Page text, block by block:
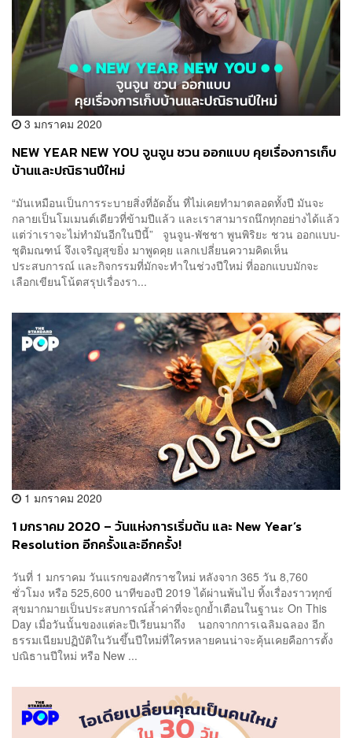
3 มกราคม 2020
NEW YEAR NEW YOU จูนจูน ชวน ออกแบบ คุยเรื่องการเก็บ
บ้านและปณิธานปีใหม่
“มันเหมือนเป็นการระบายสิ่งที่อัดอั้น ที่ไม่เคยทำมาตลอดทั้งปี มันจะ
กลายเป็นโมเมนต์เดียวที่ข้ามปีแล้ว และเราสามารถนึกทุกอย่างได้แล้ว
แต่ว่าเราจะไม่ทำมันอีกในปีนี้” จูนจูน-พัชชา พูนพิริยะ ชวน ออกแบบ-
ชุติมณฑน์ จึงเจริญสุขยิ่ง มาพูดคุย แลกเปลี่ยนความคิดเห็น
ประสบการณ์ และกิจกรรมที่มักจะทำในช่วงปีใหม่ ที่ออกแบบมักจะ
เลือกเขียนโน้ตสรุปเรื่องรา...
1 มกราคม 2020
1 มกราคม 2020 – วันแห่งการเริ่มต้น และ New Year’s
Resolution อีกครั้งและอีกครั้ง!
วันที่ 1 มกราคม วันแรกของศักราชใหม่ หลังจาก 365 วัน 8,760
ชั่วโมง หรือ 525,600 นาทีของปี 2019 ได้ผ่านพ้นไป ทิ้งเรื่องราวทุกข์
สุขมากมายเป็นประสบการณ์ล้ำค่าที่จะถูกย้ำเตือนในฐานะ On This
Day เมื่อวันนั้นของแต่ละปีเวียนมาถึง นอกจากการเฉลิมฉลอง อีก
ธรรมเนียมปฏิบัติในวันขึ้นปีใหม่ที่ใครหลายคนน่าจะคุ้นเคยคือการตั้ง
ปณิธานปีใหม่ หรือ New ...